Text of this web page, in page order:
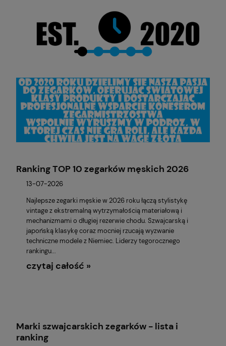
Ranking TOP 10 zegarków męskich 2026
13-07-2026
Najlepsze zegarki męskie w 2026 roku łączą stylistykę
vintage z ekstremalną wytrzymałością materiałową i
mechanizmami o długiej rezerwie chodu. Szwajcarską i
japońską klasykę coraz mocniej rzucają wyzwanie
techniczne modele z Niemiec. Liderzy tegorocznego
rankingu...
czytaj całość »
Marki szwajcarskich zegarków - lista i
ranking